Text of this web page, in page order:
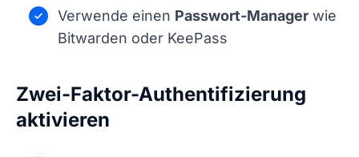
Verwende einen Passwort-Manager wie
Bitwarden oder KeePass
Zwei-Faktor-Authentifizierung
aktivieren